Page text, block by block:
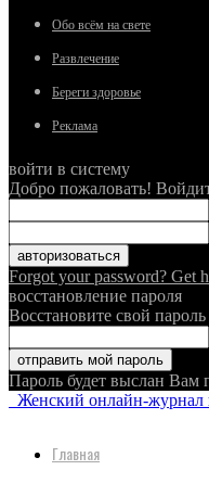
Обо всём на свете
Развлечение
Береги здоровье
Реклама
войти в систему
Добро пожаловать!
Forgot your password? Get
восстановление пароля
Восстановите свой пароль
Пароль будет выслан Вам
Женский онлайн-журнал
Главная